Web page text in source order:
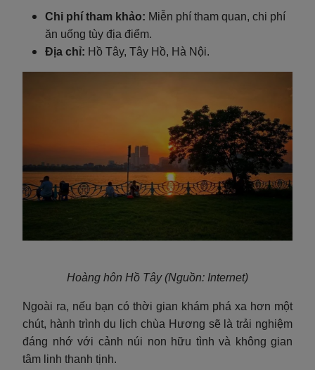
Chi phí tham khảo: Miễn phí tham quan, chi phí
ăn uống tùy địa điểm.
Địa chỉ: Hồ Tây, Tây Hồ, Hà Nội.
Hoàng hôn Hồ Tây (Nguồn: Internet)
Ngoài ra, nếu bạn có thời gian khám phá xa hơn một
chút, hành trình du lịch chùa Hương sẽ là trải nghiệm
đáng nhớ với cảnh núi non hữu tình và không gian
tâm linh thanh tịnh.